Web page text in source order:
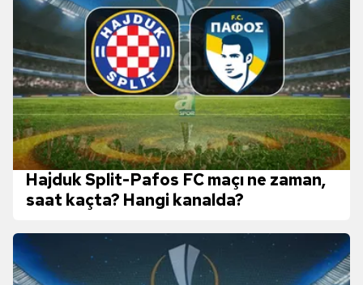
Hajduk Split-Pafos FC maçı ne zaman,
saat kaçta? Hangi kanalda?